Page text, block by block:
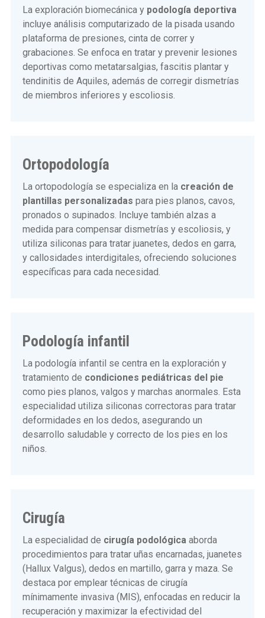
La exploración biomecánica y podología deportiva
incluye análisis computarizado de la pisada usando
plataforma de presiones, cinta de correr y
grabaciones. Se enfoca en tratar y prevenir lesiones
deportivas como metatarsalgias, fascitis plantar y
tendinitis de Aquiles, además de corregir dismetrías
de miembros inferiores y escoliosis.
Ortopodología
La ortopodología se especializa en la creación de
plantillas personalizadas para pies planos, cavos,
pronados o supinados. Incluye también alzas a
medida para compensar dismetrías y escoliosis, y
utiliza siliconas para tratar juanetes, dedos en garra,
y callosidades interdigitales, ofreciendo soluciones
específicas para cada necesidad.
Podología infantil
La podología infantil se centra en la exploración y
tratamiento de condiciones pediátricas del pie
como pies planos, valgos y marchas anormales. Esta
especialidad utiliza siliconas correctoras para tratar
deformidades en los dedos, asegurando un
desarrollo saludable y correcto de los pies en los
niños.
Cirugía
La especialidad de cirugía podológica aborda
procedimientos para tratar uñas encarnadas, juanetes
(Hallux Valgus), dedos en martillo, garra y maza. Se
destaca por emplear técnicas de cirugía
mínimamente invasiva (MIS), enfocadas en reducir la
recuperación y maximizar la efectividad del